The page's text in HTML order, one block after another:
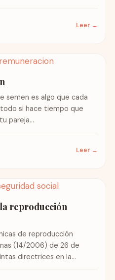
Leer →
semen es algo que cada
si hace tiempo que
pareja...
Leer →
reproducción
de reproducción
(14/2006) de 26 de
directrices en la